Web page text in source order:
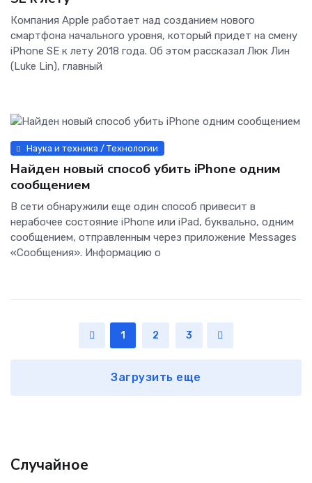
Компания Apple работает над созданием нового
смартфона начального уровня, который придет на смену
iPhone SE к лету 2018 года. Об этом рассказал Люк Лин
(Luke Lin), главный
Наука и техника / Технологии
Найден новый способ убить iPhone одним
сообщением
В сети обнаружили еще один способ привесит в
нерабочее состояние iPhone или iPad, буквально, одним
сообщением, отправленным через приложение Messages
«Сообщения». Информацию о
1 2 3
Загрузить еще
Случайное